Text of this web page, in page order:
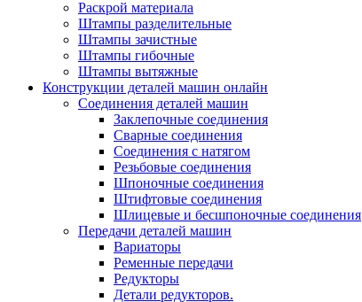
Раскрой материала
Штампы разделительные
Штампы зачистные
Штампы гибочные
Штампы вытяжные
Конструкции деталей машин онлайн
Соединения деталей машин
Заклепочные соединения
Сварные соединения
Соединения с натягом
Резьбовые соединения
Шпоночные соединения
Штифтовые соединения
Шлицевые и бесшпоночные соединения
Передачи деталей машин
Вариаторы
Ременные передачи
Редукторы
Детали редукторов.